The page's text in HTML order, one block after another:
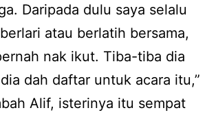
Daripada dulu saya selalu
atau berlatih bersama,
nak ikut. Tiba-tiba dia
dah daftar untuk acara itu,”
Alif, isterinya itu sempat